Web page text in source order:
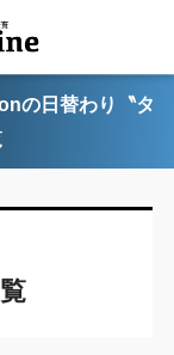
の日替わり〝タ